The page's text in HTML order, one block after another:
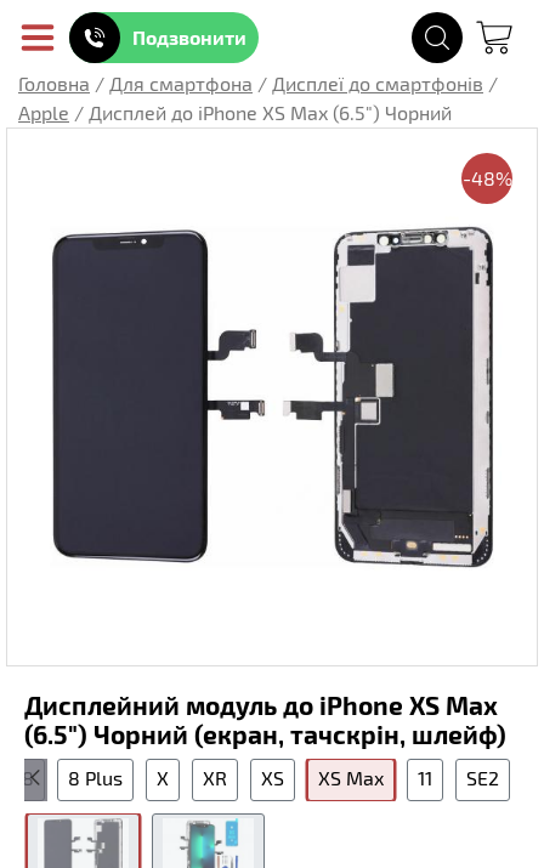
Подзвонити
Головна / Для смартфона / Дисплеї до смартфонів /
Apple / Дисплей до iPhone XS Max (6.5") Чорний
-48%
Дисплейний модуль до iPhone XS Max
(6.5") Чорний (екран, тачскрін, шлейф)
8 8 Plus X XR XS XS Max 11 SE2